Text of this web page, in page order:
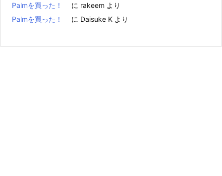
Palmを買った！
に rakeem より
Palmを買った！
に Daisuke K より